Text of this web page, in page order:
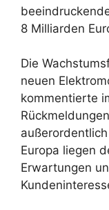
8 Milliarden
Die
neuen
kommentierte
Europa liegen
Erwartungen